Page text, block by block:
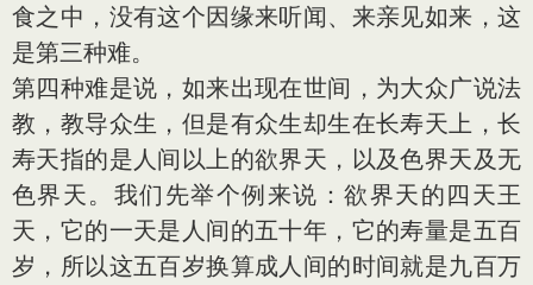
食之中，没有这个因缘来听闻、来亲见如来，这
是第三种难。
第四种难是说，如来出现在世间，为大众广说法
教，教导众生，但是有众生却生在长寿天上，长
寿天指的是人间以上的欲界天，以及色界天及无
色界天。我们先举个例来说：欲界天的四天王
天，它的一天是人间的五十年，它的寿量是五百
岁，所以这五百岁换算成人间的时间就是九百万